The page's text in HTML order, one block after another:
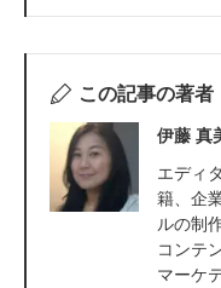
この記事の著者
伊藤 真
エディ
籍、企
ルの制
コンテ
マーケ